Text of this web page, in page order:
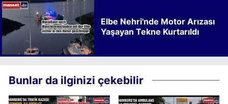
Elbe Nehri'nde Motor Arızası
Yaşayan Tekne Kurtarıldı
Bunlar da ilginizi çekebilir